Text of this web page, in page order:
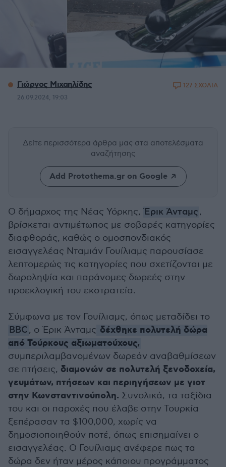
Γιώργος Μιχαηλίδης
26.09.2024, 19:03
127 ΣΧΟΛΙΑ
Δείτε περισσότερα άρθρα μας στα αποτελέσματα
αναζήτησης
Add Protothema.gr on Google
Ο δήμαρχος της Νέας Υόρκης,Έρικ Άνταμς,
βρίσκεται αντιμέτωπος με σοβαρές κατηγορίες
διαφθοράς, καθώς ο ομοσπονδιακός
εισαγγελέας Νταμιάν Γουίλιαμς παρουσίασε
λεπτομερώς τις κατηγορίες που σχετίζονται με
δωροληψία και παράνομες δωρεές στην
προεκλογική του εκστρατεία.
Σύμφωνα με τον Γουίλιαμς, όπως μεταδίδει το
BBC, ο Έρικ Άνταμς δέχθηκε πολυτελή δώρα
από Τούρκους αξιωματούχους,
συμπεριλαμβανομένων δωρεάν αναβαθμίσεων
σε πτήσεις, διαμονών σε πολυτελή ξενοδοχεία,
γευμάτων, πτήσεων και περιηγήσεων με γιοτ
στην Κωνσταντινούπολη. Συνολικά, τα ταξίδια
του και οι παροχές που έλαβε στην Τουρκία
ξεπέρασαν τα $100,000, χωρίς να
δημοσιοποιηθούν ποτέ, όπως επισημαίνει ο
εισαγγελέας. Ο Γουίλιαμς ανέφερε πως τα
δώρα δεν ήταν μέρος κάποιου προγράμματος